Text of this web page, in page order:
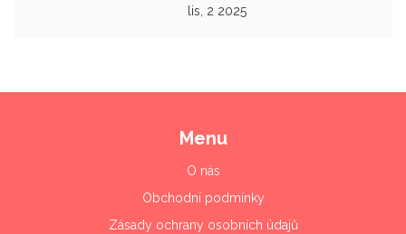
lis, 2 2025
Menu
O nás
Obchodní podmínky
Zásady ochrany osobních údajů